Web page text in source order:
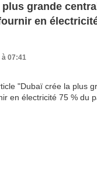
plus grande
en
à 07:41